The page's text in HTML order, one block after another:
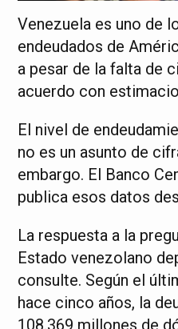
Venezuela es uno de
endeudados de
a pesar de la falta de
acuerdo con
El nivel de
no es un asunto de
embargo. El Banco
publica esos datos
La respuesta a la
Estado venezolano
consulte. Según el
hace cinco años, la
108.369 millones de